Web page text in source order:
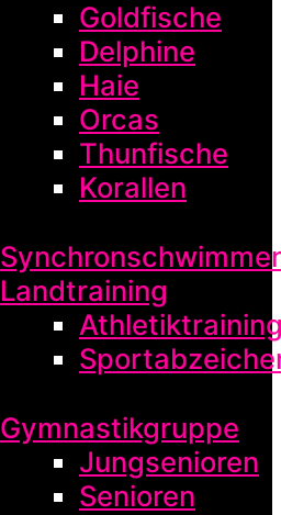
Goldfische
Delphine
Haie
Orcas
Thunfische
Korallen
Landtraining
Gymnastikgruppe
Jungsenioren
Senioren